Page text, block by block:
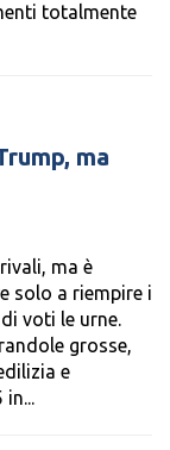
totalmente
ma
ma è
solo a riempire i
voti le urne.
grosse,
e
in...